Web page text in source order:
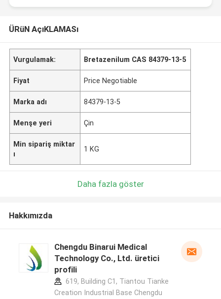
ÜRüN AçıKLAMASı
Vurgulamak: Bretazenilum CAS 84379-13-5
Fiyat Price Negotiable
Marka adı 84379-13-5
Menşe yeri Çin
Min sipariş miktar
ı
1 KG
Daha fazla göster
Hakkımızda
Chengdu Binarui Medical
Technology Co., Ltd. üretici
profili
619, Building C1, Tiantou Tianke
Creation Industrial Base Chengdu